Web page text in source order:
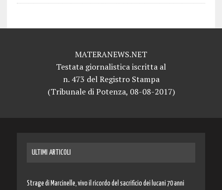
MATERANEWS.NET
Testata giornalistica iscritta al
n. 473 del Registro Stampa
(Tribunale di Potenza, 08-08-2017)
ULTIMI ARTICOLI
Strage di Marcinelle, vivo il ricordo del sacrificio dei lucani 70 anni